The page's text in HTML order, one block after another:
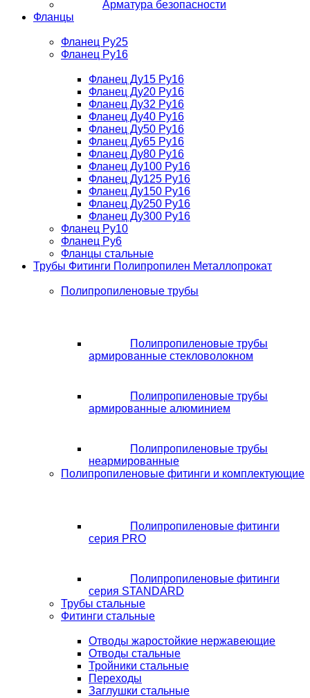
Арматура безопасности
Фланцы
Фланец Ру25
Фланец Ру16
Фланец Ду15 Ру16
Фланец Ду20 Ру16
Фланец Ду32 Ру16
Фланец Ду40 Ру16
Фланец Ду50 Ру16
Фланец Ду65 Ру16
Фланец Ду80 Ру16
Фланец Ду100 Ру16
Фланец Ду125 Ру16
Фланец Ду150 Ру16
Фланец Ду250 Ру16
Фланец Ду300 Ру16
Фланец Ру10
Фланец Ру6
Фланцы стальные
Трубы Фитинги Полипропилен Металлопрокат
Полипропиленовые трубы
Полипропиленовые трубы
армированные стекловолокном
Полипропиленовые трубы
армированные алюминием
Полипропиленовые трубы
неармированные
Полипропиленовые фитинги и комплектующие
Полипропиленовые фитинги
серия PRO
Полипропиленовые фитинги
серия STANDARD
Трубы стальные
Фитинги стальные
Отводы жаростойкие нержавеющие
Отводы стальные
Тройники стальные
Переходы
Заглушки стальные